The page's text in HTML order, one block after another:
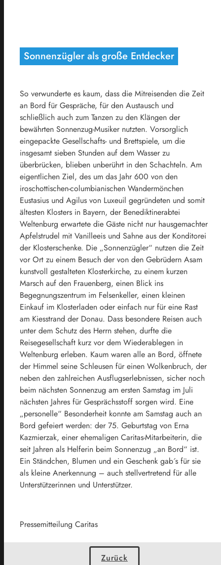
Sonnenzügler als große Entdecker
So verwunderte es kaum, dass die Mitreisenden die Zeit
an Bord für Gespräche, für den Austausch und
schließlich auch zum Tanzen zu den Klängen der
bewährten Sonnenzug-Musiker nutzten. Vorsorglich
eingepackte Gesellschafts- und Brettspiele, um die
insgesamt sieben Stunden auf dem Wasser zu
überbrücken, blieben unberührt in den Schachteln. Am
eigentlichen Ziel, des um das Jahr 600 von den
iroschottischen-columbianischen Wandermönchen
Eustasius und Agilus von Luxeuil gegründeten und somit
ältesten Klosters in Bayern, der Benediktinerabtei
Weltenburg erwartete die Gäste nicht nur hausgemachter
Apfelstrudel mit Vanilleeis und Sahne aus der Konditorei
der Klosterschenke. Die „Sonnenzügler“ nutzen die Zeit
vor Ort zu einem Besuch der von den Gebrüdern Asam
kunstvoll gestalteten Klosterkirche, zu einem kurzen
Marsch auf den Frauenberg, einen Blick ins
Begegnungszentrum im Felsenkeller, einen kleinen
Einkauf im Klosterladen oder einfach nur für eine Rast
am Kiesstrand der Donau. Dass besondere Reisen auch
unter dem Schutz des Herrn stehen, durfte die
Reisegesellschaft kurz vor dem Wiederablegen in
Weltenburg erleben. Kaum waren alle an Bord, öffnete
der Himmel seine Schleusen für einen Wolkenbruch, der
neben den zahlreichen Ausflugserlebnissen, sicher noch
beim nächsten Sonnenzug am ersten Samstag im Juli
nächsten Jahres für Gesprächsstoff sorgen wird. Eine
„personelle“ Besonderheit konnte am Samstag auch an
Bord gefeiert werden: der 75. Geburtstag von Erna
Kazmierzak, einer ehemaligen Caritas-Mitarbeiterin, die
seit Jahren als Helferin beim Sonnenzug „an Bord“ ist.
Ein Ständchen, Blumen und ein Geschenk gab´s für sie
als kleine Anerkennung – auch stellvertretend für alle
Unterstützerinnen und Unterstützer.
Pressemitteilung Caritas
Zurück